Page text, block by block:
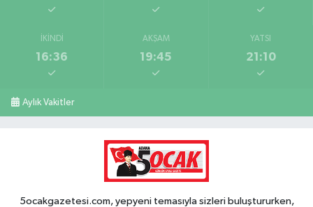
İKINDI
16:36
AKŞAM
19:45
YATSI
21:10
Aylık Vakitler
5ocakgazetesi.com, yepyeni temasıyla sizleri buluştururken,